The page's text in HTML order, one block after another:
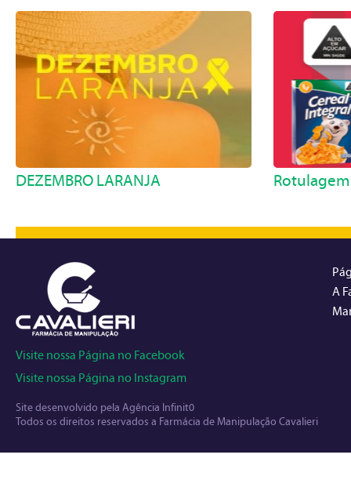
DEZEMBRO LARANJA
Visite nossa Página no Facebook
Visite nossa Página no Instagram
Site desenvolvido pela Agência Infinit0
Todos os direitos reservados a Farmácia de Manipulação Cavalieri
A